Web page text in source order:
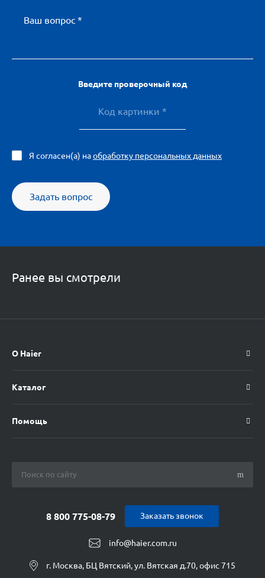
Ваш вопрос *
Введите проверочный код
Задать вопрос
Я согласен(а) наобработку персональных данных
Ранее вы смотрели
О Haier
Каталог
Помощь
info@haier.com.ru
8 800 775-08-79
г. Москва, БЦ Вятский, ул. Вятская д.70, офис 715
Заказать звонок